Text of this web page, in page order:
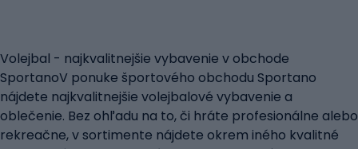
Volejbal - najkvalitnejšie vybavenie v obchode
SportanoV ponuke športového obchodu Sportano
nájdete najkvalitnejšie volejbalové vybavenie a
oblečenie. Bez ohľadu na to, či hráte profesionálne alebo
rekreačne, v sortimente nájdete okrem iného kvalitné